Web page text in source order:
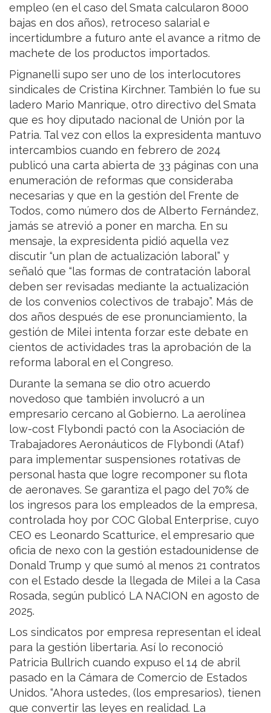
empleo (en el caso del Smata calcularon 8000
bajas en dos años), retroceso salarial e
incertidumbre a futuro ante el avance a ritmo de
machete de los productos importados.
Pignanelli supo ser uno de los interlocutores
sindicales de Cristina Kirchner. También lo fue su
ladero Mario Manrique, otro directivo del Smata
que es hoy diputado nacional de Unión por la
Patria. Tal vez con ellos la expresidenta mantuvo
intercambios cuando en febrero de 2024
publicó una carta abierta de 33 páginas con una
enumeración de reformas que consideraba
necesarias y que en la gestión del Frente de
Todos, como número dos de Alberto Fernández,
jamás se atrevió a poner en marcha. En su
mensaje, la expresidenta pidió aquella vez
discutir “un plan de actualización laboral” y
señaló que “las formas de contratación laboral
deben ser revisadas mediante la actualización
de los convenios colectivos de trabajo”. Más de
dos años después de ese pronunciamiento, la
gestión de Milei intenta forzar este debate en
cientos de actividades tras la aprobación de la
reforma laboral en el Congreso.
Durante la semana se dio otro acuerdo
novedoso que también involucró a un
empresario cercano al Gobierno. La aerolínea
low-cost Flybondi pactó con la Asociación de
Trabajadores Aeronáuticos de Flybondi (Ataf)
para implementar suspensiones rotativas de
personal hasta que logre recomponer su flota
de aeronaves. Se garantiza el pago del 70% de
los ingresos para los empleados de la empresa,
controlada hoy por COC Global Enterprise, cuyo
CEO es Leonardo Scatturice, el empresario que
oficia de nexo con la gestión estadounidense de
Donald Trump y que sumó al menos 21 contratos
con el Estado desde la llegada de Milei a la Casa
Rosada, según publicó LA NACION en agosto de
2025.
Los sindicatos por empresa representan el ideal
para la gestión libertaria. Así lo reconoció
Patricia Bullrich cuando expuso el 14 de abril
pasado en la Cámara de Comercio de Estados
Unidos. “Ahora ustedes, (los empresarios), tienen
que convertir las leyes en realidad. La